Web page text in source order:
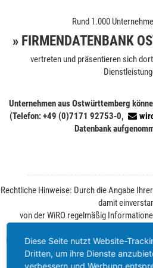
Rund 1.000
» FIRMENDATENBANK
vertreten und präsentieren sich
Unternehmen aus Ostwürttemberg
(Telefon: +49 (0)7171 92753-0,
Datenbank
Rechtliche Hinweise: Durch die Angabe
damit
von der WiRO regelmäßig
Ihre Einwilligung können Sie jederzeit
widerrufen. Weitere Informationen
Diese Seite nutzt Website-
Dritten, um ihre Dienste
verbessern und Werbung